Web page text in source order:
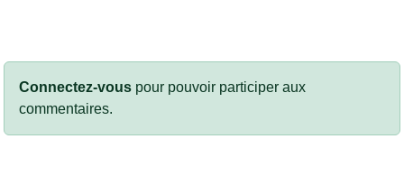
Connectez-vous pour pouvoir participer aux
commentaires.